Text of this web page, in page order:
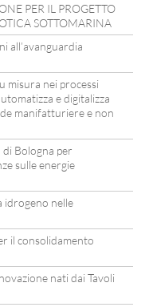
PER IL PROGETTO
SOTTOMARINA
all’avanguardia
misura nei processi
e digitalizza
manifatturiere e non
di Bologna per
sulle energie
idrogeno nelle
il consolidamento
nati dai Tavoli